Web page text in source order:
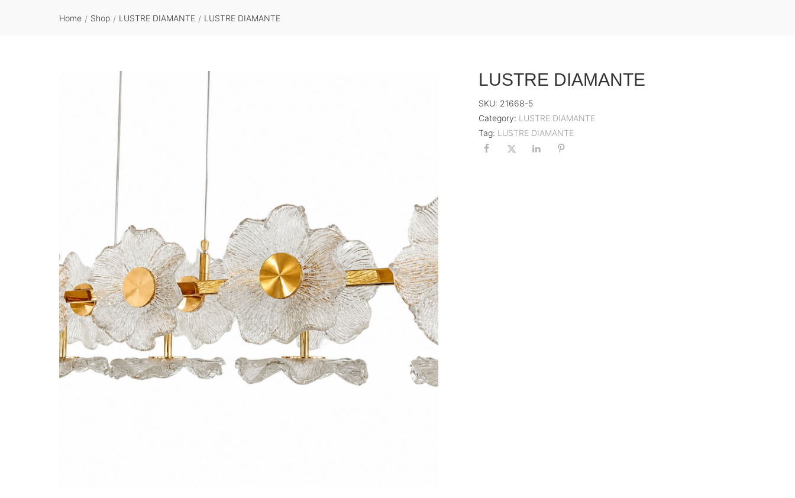
Home / Shop / LUSTRE DIAMANTE / LUSTRE DIAMANTE
LUSTRE DIAMANTE
SKU: 21668-5
Category: LUSTRE DIAMANTE
Tag: LUSTRE DIAMANTE